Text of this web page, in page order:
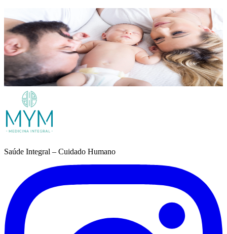
Marcação de Consulta
Quer cuidar de sí?
Marque a sua consulta de forma simples. Estamos aqui para o
receber com tempo, escuta e acompanhamento personalizado.
Quero ser acompanhado/aPrefere falar connosco?
Saúde Integral – Cuidado Humano